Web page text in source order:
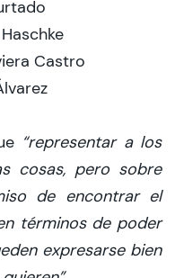
Castro
“representar a los
cosas, pero sobre
de encontrar el
términos de poder
expresarse bien